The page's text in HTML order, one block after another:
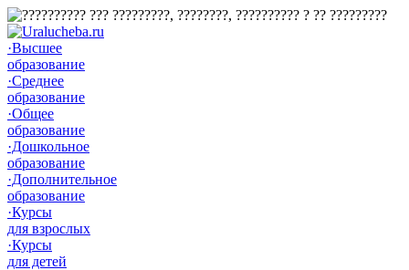
·Высшее
образование
·Среднее
образование
·Общее
образование
·Дошкольное
образование
·Дополнительное
образование
·Курсы
для взрослых
·Курсы
для детей